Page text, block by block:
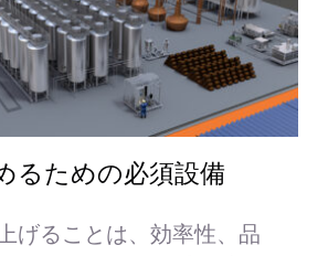
るための必須設備
げることは、効率性、品